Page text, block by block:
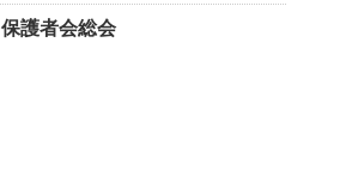
保護者会総会